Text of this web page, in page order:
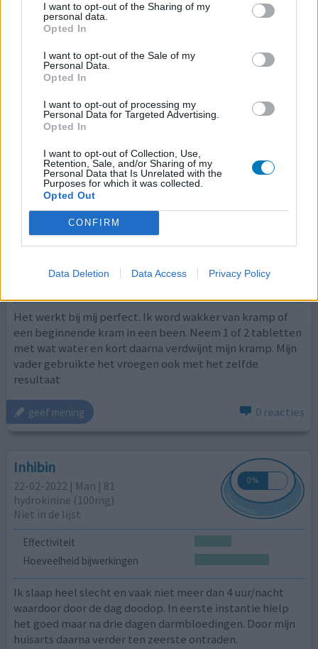
I want to opt-out of the Sharing of my
personal data.
Opted In
I want to opt-out of the Sale of my
Personal Data.
Opted In
I want to opt-out of processing my
Personal Data for Targeted Advertising.
Opted In
I want to opt-out of Collection, Use,
Retention, Sale, and/or Sharing of my
Personal Data that Is Unrelated with the
Purposes for which it was collected.
Opted Out
CONFIRM
Data Deletion Data Access Privacy Policy
hydrokinine (100mg)
Beenkrampen
Effectiviteit
Hoeveelheid bijwerkingen
geef mening
Inhibin
16-04-2022 | Man | 70
hydrokinine (100mg)
Beenkrampen
Het werkt bij mij perfect. Ik word wakker van kramp of
een beginnende kram in een been. Neem 1 of 2 tabletten
met wat water en kort daarna verdwijnt mijn kramp. Mijn
vader gebruikte het vroegen ook met het zelfde
resultaat
geef mening 0 reacties
Inhibin
22-02-2022 | Man | 81
hydrokinine (100mg)
Niet in de lijst
Effectiviteit
Hoeveelheid bijwerkingen
Ik slaap heel slecht en vaak niet meer dan 4 uur/nacht
waardoor door de dag doodop. In eerste instantie hielp
het goed maar na drie dagen darmbloedingen. Door mijn
huisarts daarna verder ten zeerste ontraden.